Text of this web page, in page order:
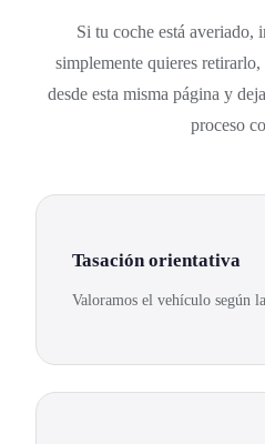
Si tu coche está averiado,
simplemente quieres
desde esta misma página y
proceso
Tasación orientativa
Valoramos el vehículo según